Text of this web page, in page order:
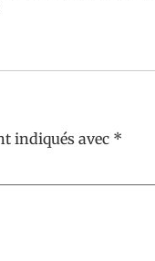
indiqués avec *